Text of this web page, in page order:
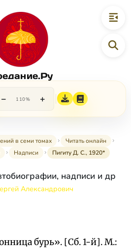
− 110% +
в семи томах
Читать онлайн
Надписи Пигиту Д. С., 1920*
надписи и др
Александрович
бурь». [Сб. 1-й]. М.: